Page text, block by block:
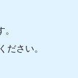
さい。